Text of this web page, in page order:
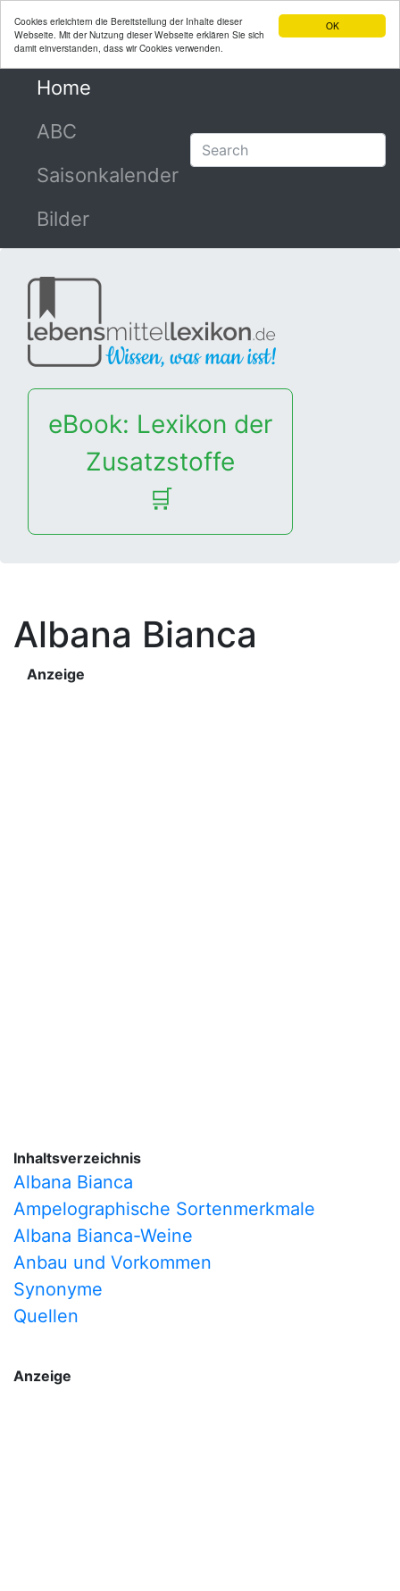
OK
Cookies erleichtern die Bereitstellung der Inhalte dieser
Webseite. Mit der Nutzung dieser Webseite erklären Sie sich
damit einverstanden, dass wir Cookies verwenden.
Home
ABC
Saisonkalender
Bilder
eBook: Lexikon der
Zusatzstoffe
🛒
Albana Bianca
Anzeige
Inhaltsverzeichnis
Albana Bianca
Ampelographische Sortenmerkmale
Albana Bianca-Weine
Anbau und Vorkommen
Synonyme
Quellen
Anzeige